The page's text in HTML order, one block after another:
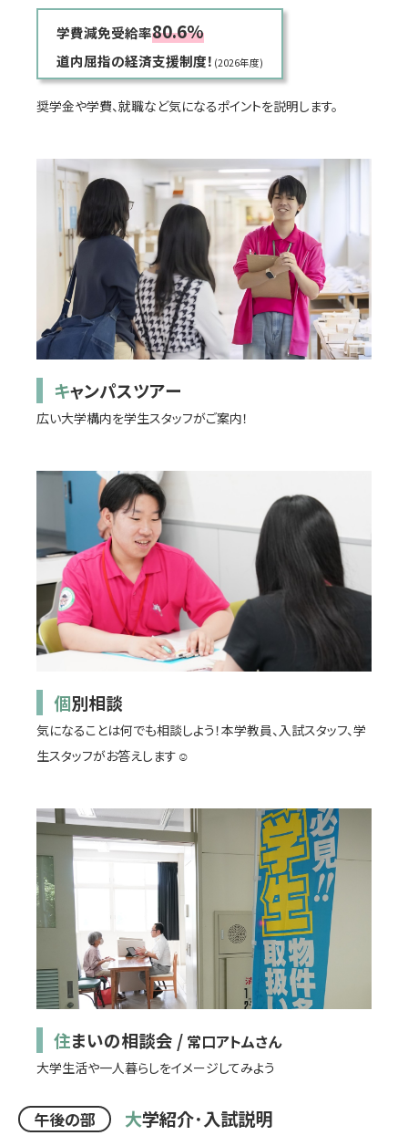
学費減免受給率80.6%
道内屈指の経済支援制度！ (2026年度)
奨学金や学費、就職など気になるポイントを説明します。
キャンパスツアー
広い大学構内を学生スタッフがご案内！
個別相談
気になることは何でも相談しよう！本学教員、入試スタッフ、学
生スタッフがお答えします☺
住まいの相談会 / 常口アトムさん
大学生活や一人暮らしをイメージしてみよう
午後の部 大学紹介･入試説明